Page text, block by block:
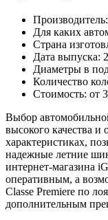
Для каких
Страна
Дата выпуска:
Диаметры в
Количество
Стоимость: от
Выбор
высокого качества
характеристиках,
надежные летние
интернет-магазина
оперативным, а
Classe Premiere по
дополнительным